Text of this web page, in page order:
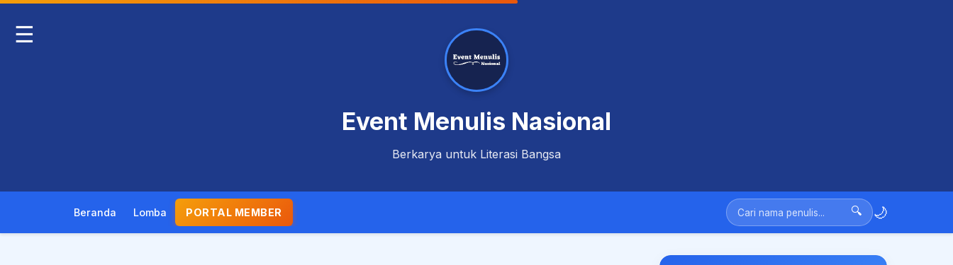
☰
Event Menulis Nasional
Berkarya untuk Literasi Bangsa
Beranda Lomba PORTAL MEMBER 🔍 🌙